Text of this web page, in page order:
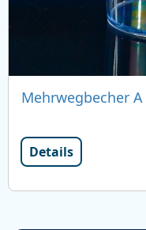
Mehrwegbecher
Details